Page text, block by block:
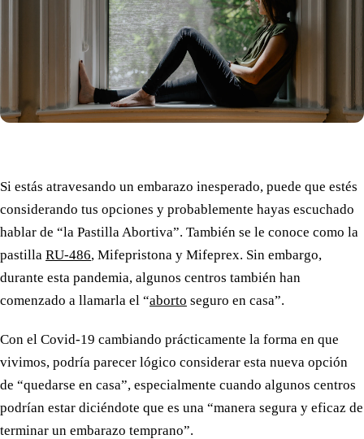
Si estás atravesando un embarazo inesperado, puede que estés
considerando tus opciones y probablemente hayas escuchado
hablar de “la Pastilla Abortiva”. También se le conoce como la
pastilla RU-486, Mifepristona y Mifeprex. Sin embargo,
durante esta pandemia, algunos centros también han
comenzado a llamarla el “aborto seguro en casa”.
Con el Covid-19 cambiando prácticamente la forma en que
vivimos, podría parecer lógico considerar esta nueva opción
de “quedarse en casa”, especialmente cuando algunos centros
podrían estar diciéndote que es una “manera segura y eficaz de
terminar un embarazo temprano”.